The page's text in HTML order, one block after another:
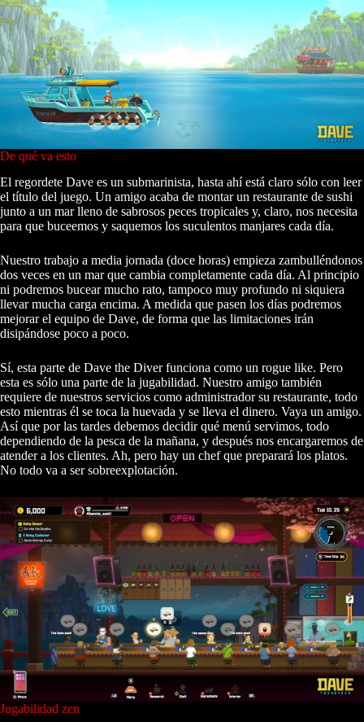
De qué va esto
El regordete Dave es un submarinista, hasta ahí está claro sólo con leer
el título del juego. Un amigo acaba de montar un restaurante de sushi
junto a un mar lleno de sabrosos peces tropicales y, claro, nos necesita
para que buceemos y saquemos los suculentos manjares cada día.
Nuestro trabajo a media jornada (doce horas) empieza zambulléndonos
dos veces en un mar que cambia completamente cada día. Al principio
ni podremos bucear mucho rato, tampoco muy profundo ni siquiera
llevar mucha carga encima. A medida que pasen los días podremos
mejorar el equipo de Dave, de forma que las limitaciones irán
disipándose poco a poco.
Sí, esta parte de Dave the Diver funciona como un rogue like. Pero
esta es sólo una parte de la jugabilidad. Nuestro amigo también
requiere de nuestros servicios como administrador su restaurante, todo
esto mientras él se toca la huevada y se lleva el dinero. Vaya un amigo.
Así que por las tardes debemos decidir qué menú servimos, todo
dependiendo de la pesca de la mañana, y después nos encargaremos de
atender a los clientes. Ah, pero hay un chef que preparará los platos.
No todo va a ser sobreexplotación.
Jugabilidad zen